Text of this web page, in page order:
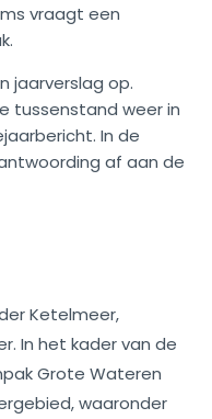
vraagt een
jaarverslag op.
tussenstand weer in
In de
af aan de
Ketelmeer,
In het kader van de
Grote Wateren
waaronder